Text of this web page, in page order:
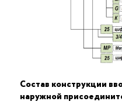
Состав конструкции
наружной